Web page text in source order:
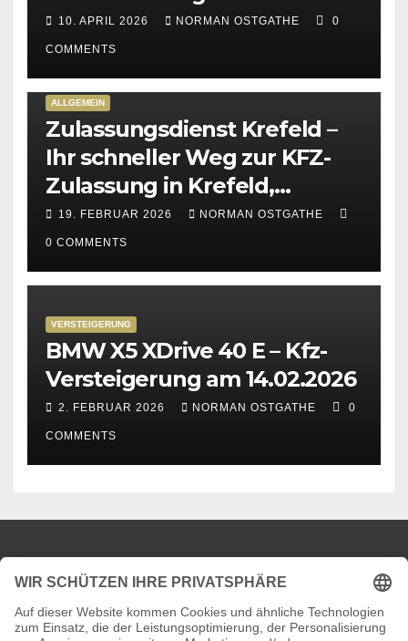
10. APRIL 2026 NORMAN OSTGATHE 0
COMMENTS
ALLGEMEIN
Zulassungsdienst Krefeld –
Ihr schneller Weg zur KFZ-
Zulassung in Krefeld,
Kempen & Viersen
19. FEBRUAR 2026 NORMAN OSTGATHE
0 COMMENTS
VERSTEIGERUNG
BMW X5 XDrive 40 E – Kfz-
Versteigerung am 14.02.2026
2. FEBRUAR 2026 NORMAN OSTGATHE 0
COMMENTS